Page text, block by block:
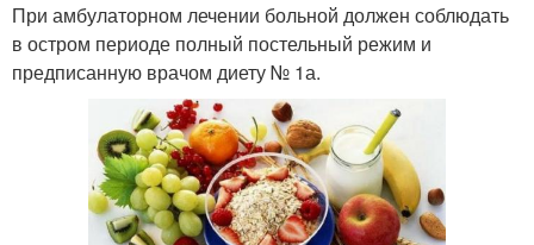
При амбулаторном лечении больной должен соблюдать
в остром периоде полный постельный режим и
предписанную вра­чом диету № 1а.